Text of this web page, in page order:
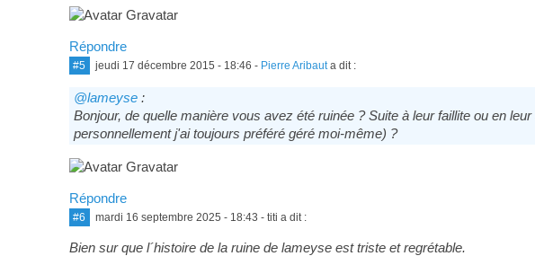
Répondre
#5 jeudi 17 décembre 2015 - 18:46 - Pierre Aribauta dit :
@lameyse:
Bonjour, de quelle manière vous avez été ruinée ? Suite à leur faillite ou en
personnellement j'ai toujours préféré géré moi-même) ?
Répondre
#6 mardi 16 septembre 2025 - 18:43 - titi a dit :
Bien sur que l´histoire de la ruine de lameyse est triste et regrétable.